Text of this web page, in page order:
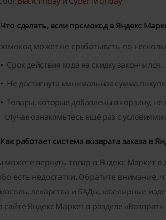
Что сделать, если промокод в Яндекс
может не срабатывать по
Срок действия кода на скидку закончился.
Не достигнута минимальная сумма
Товары, которые добавлены в корзину,
случае ознакомьтесь ещё раз с
работает система возврата заказа в
можете вернуть товар в Яндекс Маркет
есть недостатки. Обратите внимание,
лекарства и БАДы, ювелирные
сайте Яндекс Маркет в разделе